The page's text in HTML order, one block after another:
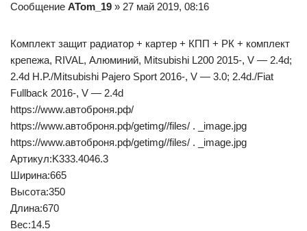
Сообщение ATom_19 » 27 май 2019, 08:16
Комплект защит радиатор + картер + КПП + РК + комплект
крепежа, RIVAL, Алюминий, Mitsubishi L200 2015-, V — 2.4d;
2.4d H.P./Mitsubishi Pajero Sport 2016-, V — 3.0; 2.4d./Fiat
Fullback 2016-, V — 2.4d
https://www.автоброня.рф/
https://www.автоброня.рф/getimg//files/ . _image.jpg
https://www.автоброня.рф/getimg//files/ . _image.jpg
Артикул:K333.4046.3
Ширина:665
Высота:350
Длина:670
Вес:14.5